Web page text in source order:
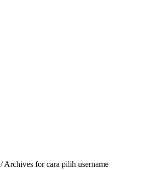
/Archives for cara pilih username